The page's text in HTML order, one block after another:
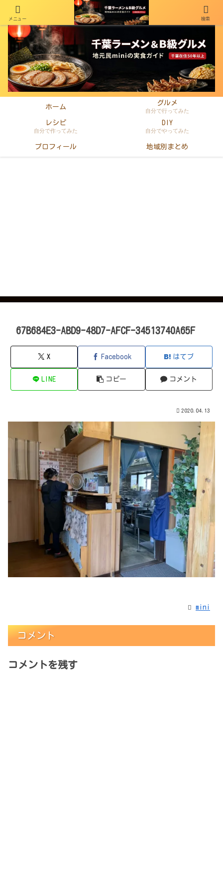
千葉在住50年以上のminiがラーメン・町中華・B級グルメを本音レビュー
ホーム
グルメ
自分で行ってみた
レシピ
自分で作ってみた
DIY
自分でやってみた
プロフィール 地域別まとめ
67B684E3-ABD9-48D7-AFCF-34513740A65F
X Facebook はてブ
LINE コピー コメント
2020.04.13
mini
コメント
コメントを残す
メニュー 検索